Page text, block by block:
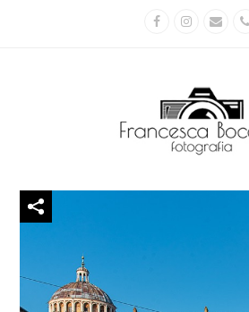
FacebookInstagram
Email